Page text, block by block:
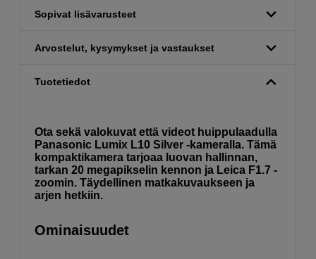
Sopivat lisävarusteet
Arvostelut, kysymykset ja vastaukset
Tuotetiedot
Ota sekä valokuvat että videot huippulaadulla
Panasonic Lumix L10 Silver -kameralla. Tämä
kompaktikamera tarjoaa luovan hallinnan,
tarkan 20 megapikselin kennon ja Leica F1.7 -
zoomin. Täydellinen matkakuvaukseen ja
arjen hetkiin.
Ominaisuudet